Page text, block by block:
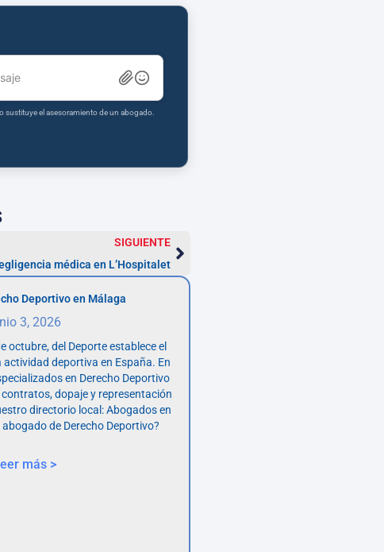
sustituye el asesoramiento de un abogado.
SIGUIENTE
médica en L’Hospitalet
Deportivo en Málaga
3, 2026
octubre, del Deporte establece el
actividad deportiva en España. En
en Derecho Deportivo
dopaje y representación
directorio local: Abogados en
de Derecho Deportivo?
más >